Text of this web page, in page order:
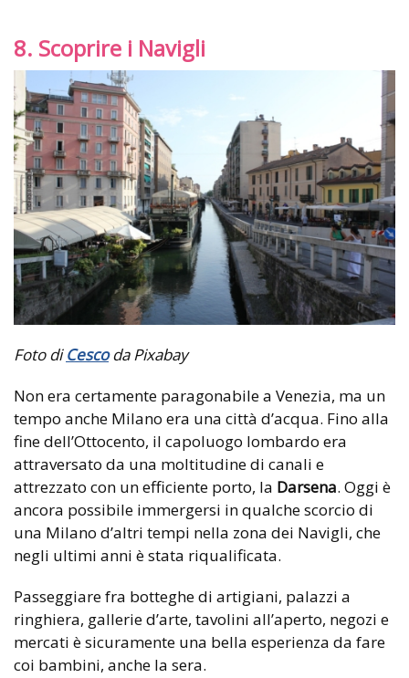
8. Scoprire i Navigli
Foto diCesco da Pixabay
Non era certamente paragonabile a Venezia, ma un
tempo anche Milano era una città d’acqua. Fino alla
fine dell’Ottocento, il capoluogo lombardo era
attraversato da una moltitudine di canali e
attrezzato con un efficiente porto, la Darsena. Oggi è
ancora possibile immergersi in qualche scorcio di
una Milano d’altri tempi nella zona dei Navigli, che
negli ultimi anni è stata riqualificata.
Passeggiare fra botteghe di artigiani, palazzi a
ringhiera, gallerie d’arte, tavolini all’aperto, negozi e
mercati è sicuramente una bella esperienza da fare
coi bambini, anche la sera.